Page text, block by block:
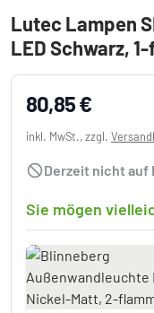
Lutec Lampen
LED Schwarz,
80,85 €
inkl. MwSt., zzgl.
Derzeit nicht auf
Sie mögen